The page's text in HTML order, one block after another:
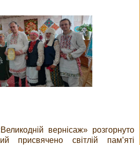
вернісаж» розгорнуто
присвячено світлій пам’яті